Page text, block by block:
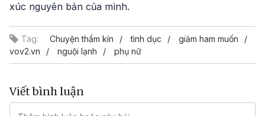
xúc nguyên bản của mình.
Tag: Chuyện thầm kín tình dục
giảm ham muốn
vov2.vn
nguội lạnh phụ nữ
Viết bình luận